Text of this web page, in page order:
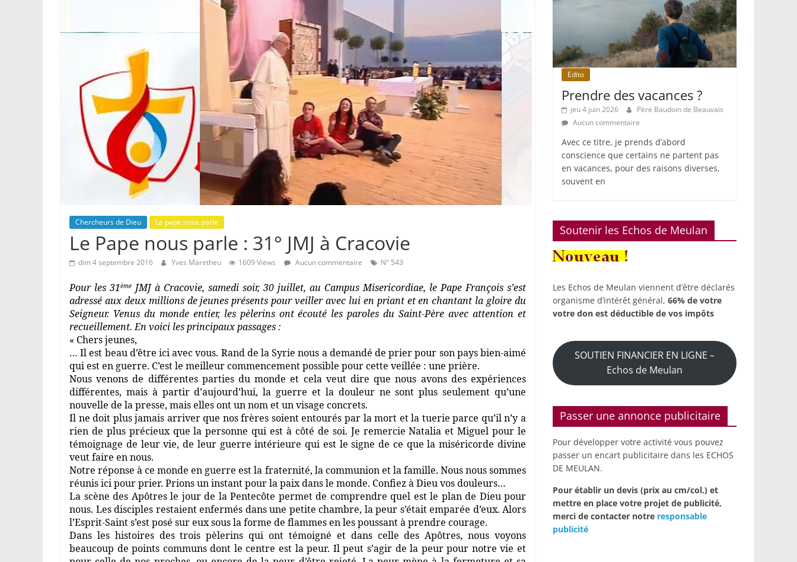
Chercheurs de Dieu Le pape nous parle
Le Pape nous parle : 31° JMJ à Cracovie
dim 4 septembre 2016 Yves Maretheu 1609 Views Aucun commentaire N° 543
Pour les 31ème JMJ à Cracovie, samedi soir, 30 juillet, au Campus Misericordiae, le Pape François s’est
adressé aux deux millions de jeunes présents pour veiller avec lui en priant et en chantant la gloire du
Seigneur. Venus du monde entier, les pèlerins ont écouté les paroles du Saint-Père avec attention et
recueillement. En voici les principaux passages :
« Chers jeunes,
… Il est beau d’être ici avec vous. Rand de la Syrie nous a demandé de prier pour son pays bien-aimé
qui est en guerre. C’est le meilleur commencement possible pour cette veillée : une prière.
Nous venons de différentes parties du monde et cela veut dire que nous avons des expériences
différentes, mais à partir d’aujourd’hui, la guerre et la douleur ne sont plus seulement qu’une
nouvelle de la presse, mais elles ont un nom et un visage concrets.
Il ne doit plus jamais arriver que nos frères soient entourés par la mort et la tuerie parce qu’il n’y a
rien de plus précieux que la personne qui est à côté de soi. Je remercie Natalia et Miguel pour le
témoignage de leur vie, de leur guerre intérieure qui est le signe de ce que la miséricorde divine
veut faire en nous.
Notre réponse à ce monde en guerre est la fraternité, la communion et la famille. Nous nous sommes
réunis ici pour prier. Prions un instant pour la paix dans le monde. Confiez à Dieu vos douleurs…
La scène des Apôtres le jour de la Pentecôte permet de comprendre quel est le plan de Dieu pour
nous. Les disciples restaient enfermés dans une petite chambre, la peur s’était emparée d’eux. Alors
l’Esprit-Saint s’est posé sur eux sous la forme de flammes en les poussant à prendre courage.
Dans les histoires des trois pèlerins qui ont témoigné et dans celle des Apôtres, nous voyons
beaucoup de points communs dont le centre est la peur. Il peut s’agir de la peur pour notre vie et
Edito
Prendre des vacances ?
jeu 4 juin 2026
Père Baudoin de Beauvais
Aucun commentaire
Avec ce titre, je prends d’abord
conscience que certains ne partent pas
en vacances, pour des raisons diverses,
souvent en
Soutenir les Echos de Meulan
Les Echos de Meulan viennent d’être déclarés
organisme d’intérêt général, 66% de votre
votre don est déductible de vos impôts
SOUTIEN FINANCIER EN LIGNE –
Echos de Meulan
Passer une annonce publicitaire
Pour développer votre activité vous pouvez
passer un encart publicitaire dans les ECHOS
DE MEULAN.
Pour établir un devis (prix au cm/col.) et
mettre en place votre projet de publicité,
merci de contacter notre responsable
publicité